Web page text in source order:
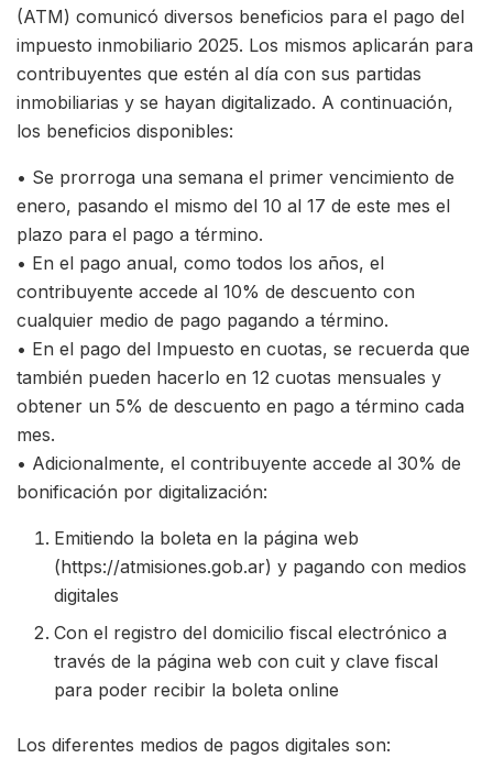
(ATM) comunicó diversos beneficios para el pago del
impuesto inmobiliario 2025. Los mismos aplicarán para
contribuyentes que estén al día con sus partidas
inmobiliarias y se hayan digitalizado. A continuación,
los beneficios disponibles:
• Se prorroga una semana el primer vencimiento de
enero, pasando el mismo del 10 al 17 de este mes el
plazo para el pago a término.
• En el pago anual, como todos los años, el
contribuyente accede al 10% de descuento con
cualquier medio de pago pagando a término.
• En el pago del Impuesto en cuotas, se recuerda que
también pueden hacerlo en 12 cuotas mensuales y
obtener un 5% de descuento en pago a término cada
mes.
• Adicionalmente, el contribuyente accede al 30% de
bonificación por digitalización:
Emitiendo la boleta en la página web
(https://atmisiones.gob.ar) y pagando con medios
digitales
Con el registro del domicilio fiscal electrónico a
través de la página web con cuit y clave fiscal
para poder recibir la boleta online
Los diferentes medios de pagos digitales son: